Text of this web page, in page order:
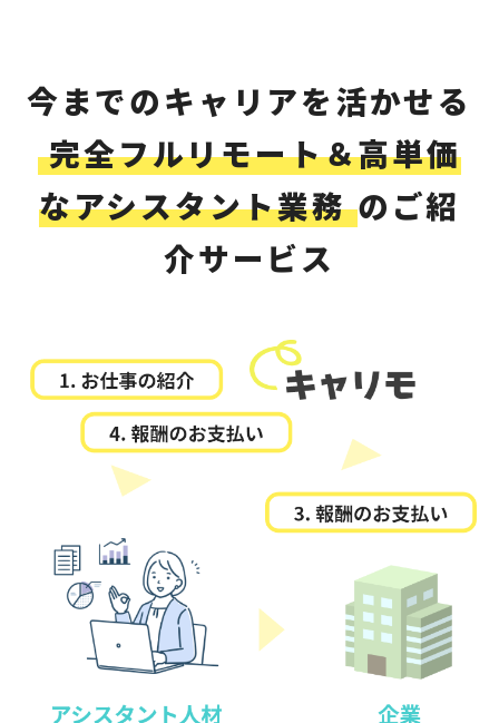
今までのキャリアを活かせる
完全フルリモート＆高単価
なアシスタント業務 のご紹
介サービス